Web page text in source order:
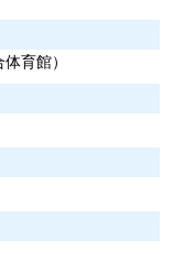
育館）